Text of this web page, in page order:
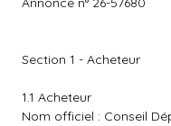
Section 1 - Acheteur
1.1 Acheteur
Nom officiel : Conseil